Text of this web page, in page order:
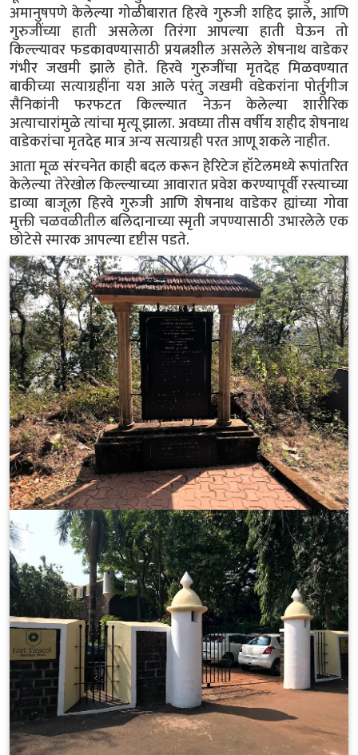
अमानुषपणे केलेल्या गोळीबारात हिरवे गुरुजी शहिद झाले, आणि
गुरुजींच्या हाती असलेला तिरंगा आपल्या हाती घेऊन तो
किल्ल्यावर फडकावण्यासाठी प्रयत्नशील असलेले शेषनाथ वाडेकर
गंभीर जखमी झाले होते. हिरवे गुरुजींचा मृतदेह मिळवण्यात
बाकीच्या सत्याग्रहींना यश आले परंतु जखमी वडेकरांना पोर्तुगीज
सैनिकांनी फरफटत किल्ल्यात नेऊन केलेल्या शारीरिक
अत्याचारांमुळे त्यांचा मृत्यू झाला. अवघ्या तीस वर्षीय शहीद शेषनाथ
वाडेकरांचा मृतदेह मात्र अन्य सत्याग्रही परत आणू शकले नाहीत.
आता मूळ संरचनेत काही बदल करून हेरिटेज हॉटेलमध्ये रूपांतरित
केलेल्या तेरेखोल किल्ल्याच्या आवारात प्रवेश करण्यापूर्वी रस्त्याच्या
डाव्या बाजूला हिरवे गुरुजी आणि शेषनाथ वाडेकर ह्यांच्या गोवा
मुक्ती चळवळीतील बलिदानाच्या स्मृती जपण्यासाठी उभारलेले एक
छोटेसे स्मारक आपल्या दृष्टीस पडते.